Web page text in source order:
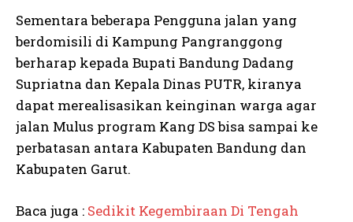
Sementara beberapa Pengguna jalan yang
berdomisili di Kampung Pangranggong
berharap kepada Bupati Bandung Dadang
Supriatna dan Kepala Dinas PUTR, kiranya
dapat merealisasikan keinginan warga agar
jalan Mulus program Kang DS bisa sampai ke
perbatasan antara Kabupaten Bandung dan
Kabupaten Garut.
Baca juga : Sedikit Kegembiraan Di Tengah